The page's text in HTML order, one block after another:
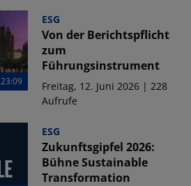
23:09
ESG
Von der Berichtspflicht
zum
Führungsinstrument
Freitag, 12. Juni 2026 | 228
Aufrufe
ESG
Zukunftsgipfel 2026:
Bühne Sustainable
Transformation